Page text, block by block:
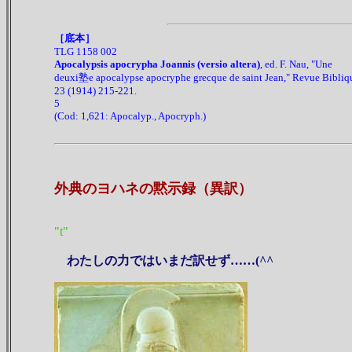
［底本］
TLG 1158 002
Apocalypsis apocrypha Joannis (versio altera), ed. F. Nau, "Une
deuxi塾e apocalypse apocryphe grecque de saint Jean," Revue
23 (1914) 215-221.
5
(Cod: 1,621: Apocalyp., Apocryph.)
外典のヨハネの黙示録（異訳）
"t"
わたしの力ではいまだ訳せず……(^^ゞ